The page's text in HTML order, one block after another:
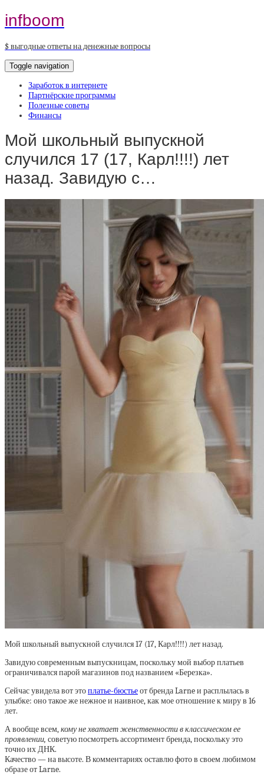
infboom
$ выгодные ответы на денежные вопросы
Toggle navigation
Заработок в интернете
Партнёрские программы
Полезные советы
Финансы
Мой школьный выпускной
случился 17 (17, Карл!!!!) лет
назад. Завидую с…
Мой школьный выпускной случился 17 (17, Карл!!!!) лет назад.
Завидую современным выпускницам, поскольку мой выбор платьев
ограничивался парой магазинов под названием «Березка».
Сейчас увидела вот этоплатье-бюстьеот бренда Larne и расплылась в
улыбке: оно такое же нежное и наивное, как мое отношение к миру в 16
лет.
А вообще всем,кому не хватает женственности в классическом ее
проявлении, советую посмотреть ассортимент бренда, поскольку это
точно их ДНК.
Качество — на высоте. В комментариях оставлю фото в своем любимом
образе от Larne.